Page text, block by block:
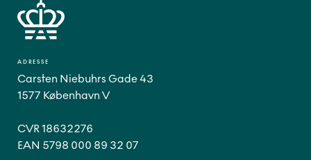
ADRESSE
Carsten Niebuhrs Gade 43
1577 København V
CVR 18632276
EAN 5798 000 89 32 07